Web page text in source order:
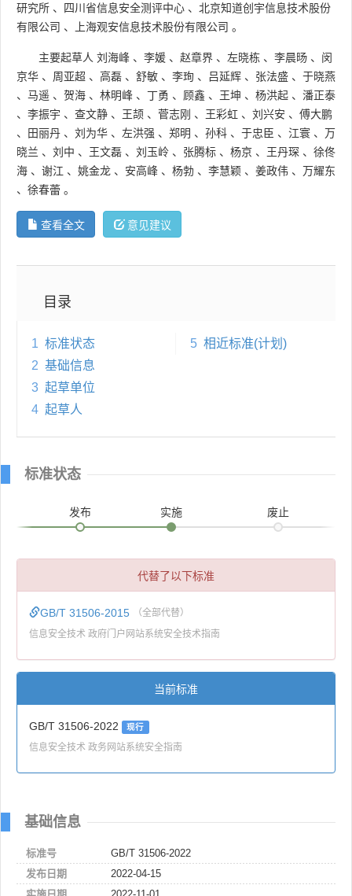
研究所 、 四川省信息安全测评中心 、 北京知道创宇信息技术股份
有限公司 、 上海观安信息技术股份有限公司 。
主要起草人 刘海峰 、 李媛 、 赵章界 、 左晓栋 、 李晨旸 、 闵
京华 、 周亚超 、 高磊 、 舒敏 、 李珣 、 吕延辉 、 张法盛 、 于晓燕
、 马遥 、 贺海 、 林明峰 、 丁勇 、 顾鑫 、 王坤 、 杨洪起 、 潘正泰
、 李振宇 、 查文静 、 王颉 、 菅志刚 、 王彩虹 、 刘兴安 、 傅大鹏
、
田丽丹 、 刘为华 、 左洪强 、 郑明 、 孙科 、 于忠臣 、 江寰 、 万
晓兰 、 刘中 、 王文磊 、 刘玉岭 、 张腾标 、 杨京 、 王丹琛 、 徐佟
海 、 谢江 、 姚金龙 、 安高峰 、 杨勃 、 李慧颖 、 姜政伟 、 万耀东
、 徐春蕾 。
查看全文 意见建议
目录
1 标准状态
2 基础信息
3 起草单位
4 起草人
5 相近标准(计划)
标准状态
发布 实施 废止
代替了以下标准
GB/T 31506-2015 （全部代替）
信息安全技术 政府门户网站系统安全技术指南
当前标准
GB/T 31506-2022 现行
信息安全技术 政务网站系统安全指南
基础信息
标准号
GB/T 31506-2022
发布日期
2022-04-15